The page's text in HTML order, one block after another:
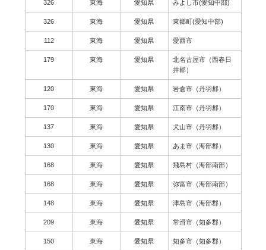
326 東海 愛知県 みよし市(愛知中部)
326 東海 愛知県 東郷町(愛知中部)
112 東海 愛知県 愛西市
179 東海 愛知県
北名古屋市（西春日
井郡）
120 東海 愛知県 岩倉市（丹羽郡）
170 東海 愛知県 江南市（丹羽郡）
137 東海 愛知県 犬山市（丹羽郡）
130 東海 愛知県 あま市（海部郡）
168 東海 愛知県 飛島村（海部南部）
168 東海 愛知県 弥富市（海部南部）
148 東海 愛知県 津島市（海部郡）
209 東海 愛知県 常滑市（知多郡）
150 東海 愛知県 知多市（知多郡）